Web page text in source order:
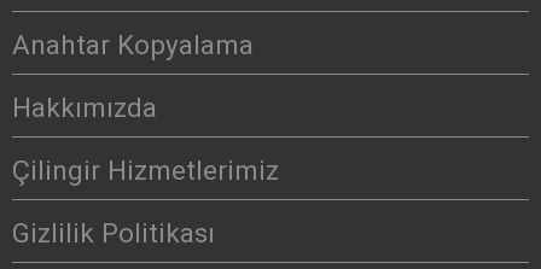
Anahtar Kopyalama
Hakkımızda
Çilingir Hizmetlerimiz
Gizlilik Politikası